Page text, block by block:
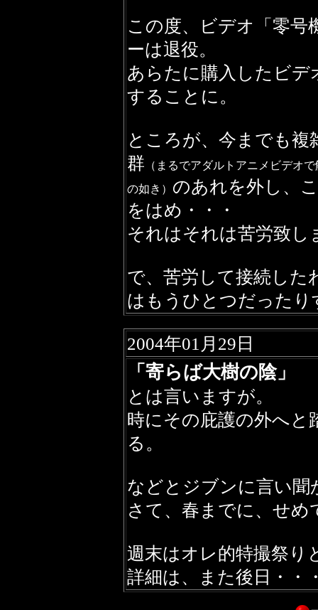
この度、ビデオ「零号
ーは退役。
あらたに購入したビデ
することに。
ところが、今までも
群 （まるでアダルトアニメビデオ
の如き） のあれを外し、
をはめ・・・
それはそれは苦労致し
で、苦労して接続した
はもうひとつだったり
2004年01月29日
「寄らば大樹の陰」
とは言いますが。
時にその庇護の外へと
る。
などとジブンに言い
さて、春までに、せめ
週末はオレ的特撮祭り
詳細は、また後日・・